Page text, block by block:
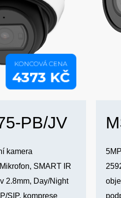
PB/JV
kamera
SMART IR
2.8mm, Day/Night
SIP, komprese